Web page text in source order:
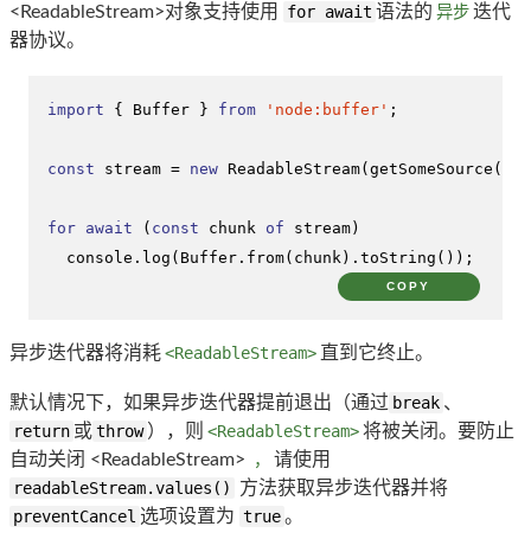
<ReadableStream>对象支持使用 for await 语法的 异步迭代
器协议。
import { Buffer } from 'node:buffer' ;
const stream = new ReadableStream(getSomeSource ());
for await ( const chunk of stream)
console . log ( Buffer . from(chunk). toString ());
COPY
异步迭代器将消耗<ReadableStream> 直到它终止。
默认情况下，如果异步迭代器提前退出（通过 break 、
return 或throw ），则 <ReadableStream>将被关闭。要防止
自动关闭 <ReadableStream>
，
请使用
readableStream.values()
方法获取异步迭代器并将
preventCancel 选项设置为 true。